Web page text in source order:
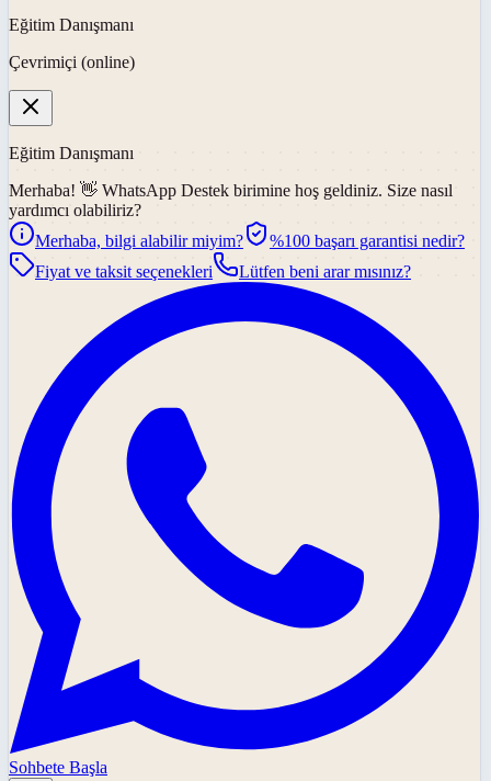
Eğitim Danışmanı
Çevrimiçi (online)
Eğitim Danışmanı
Merhaba! 👋 WhatsApp Destek birimine hoş geldiniz. Size nasıl
yardımcı olabiliriz?
Merhaba, bilgi alabilir miyim?
%100 başarı garantisi nedir?
Fiyat ve taksit seçenekleri
Lütfen beni arar mısınız?
Sohbete Başla